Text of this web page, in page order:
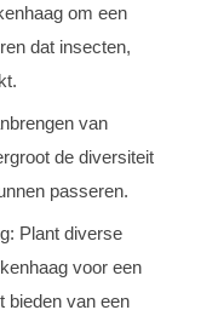
om een
dat insecten,
van
de diversiteit
passeren.
Plant diverse
voor een
bieden van een